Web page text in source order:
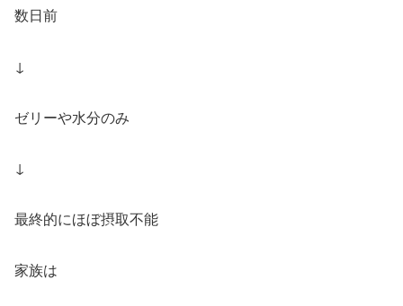
数日前
↓
ゼリーや水分のみ
↓
最終的にほぼ摂取不能
家族は